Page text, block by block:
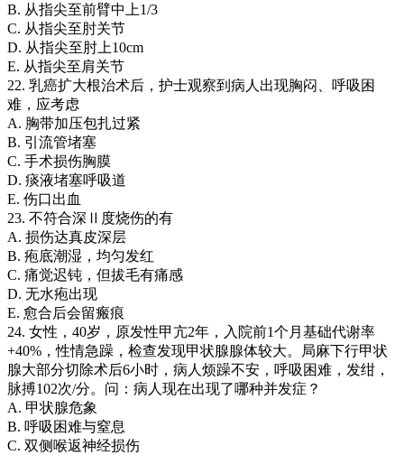
B. 从指尖至前臂中上1/3
C. 从指尖至肘关节
D. 从指尖至肘上10cm
E. 从指尖至肩关节
22. 乳癌扩大根治术后，护士观察到病人出现胸闷、呼吸困
难，应考虑
A. 胸带加压包扎过紧
B. 引流管堵塞
C. 手术损伤胸膜
D. 痰液堵塞呼吸道
E. 伤口出血
23. 不符合深Ⅱ度烧伤的有
A. 损伤达真皮深层
B. 疱底潮湿，均匀发红
C. 痛觉迟钝，但拔毛有痛感
D. 无水疱出现
E. 愈合后会留瘢痕
24. 女性，40岁，原发性甲亢2年，入院前1个月基础代谢率
+40%，性情急躁，检查发现甲状腺腺体较大。局麻下行甲状
腺大部分切除术后6小时，病人烦躁不安，呼吸困难，发绀，
脉搏102次/分。问：病人现在出现了哪种并发症？
A. 甲状腺危象
B. 呼吸困难与窒息
C. 双侧喉返神经损伤